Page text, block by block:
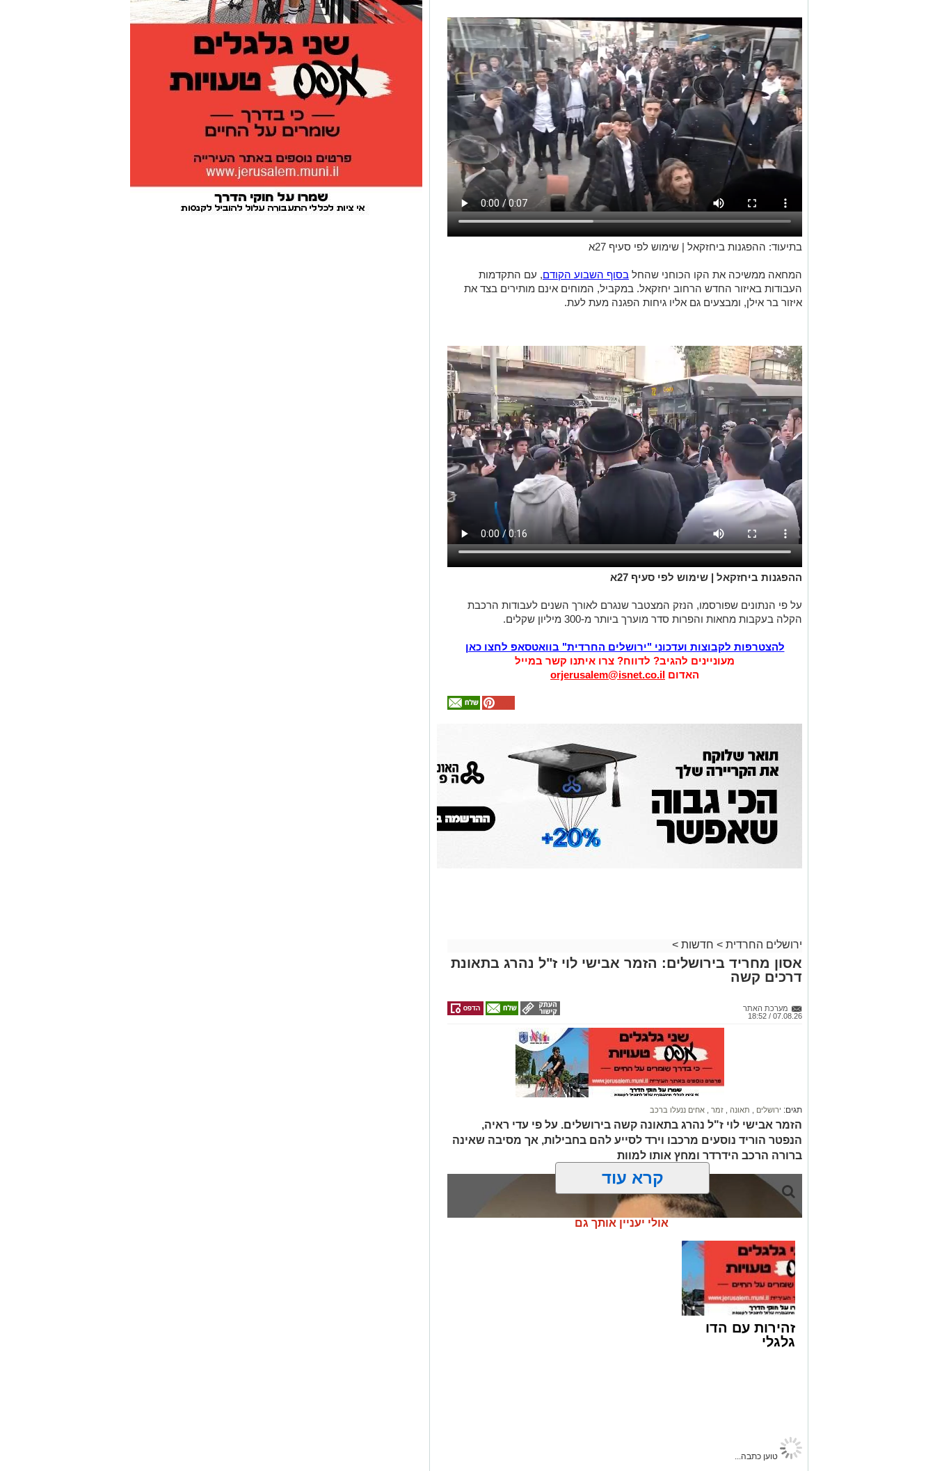
בתיעוד: ההפגנות ביחזקאל | שימוש לפי סעיף 27א
המחאה ממשיכה את הקו הכוחני שהחל בסוף השבוע הקודם, עם התקדמות
העבודות באיזור החדש הרחוב יחזקאל. במקביל, המוחים אינם מותירים בצד את
איזור בר אילן, ומבצעים גם אליו גיחות הפגנה מעת לעת.
ההפגנות ביחזקאל | שימוש לפי סעיף 27א
על פי הנתונים שפורסמו, הנזק המצטבר שנגרם לאורך השנים לעבודות הרכבת
הקלה בעקבות מחאות והפרות סדר מוערך ביותר מ-300 מיליון שקלים.
להצטרפות לקבוצות ועדכוני "ירושלים החרדית" בוואטסאפ לחצו כאן
מעוניינים להגיב? לדווח? צרו איתנו קשר במייל
האדום orjerusalem@isnet.co.il
גם
גלגלי
ירושלים החרדית > חדשות >
אסון מחריד בירושלים: הזמר אבישי לוי ז"ל נהרג בתאונת
דרכים קשה
מערכת האתר
07.08.26 / 18:52
תגים: ירושלים תאונה זמר אחים ננעלו ברכב
הזמר אבישי לוי ז"ל נהרג בתאונה קשה בירושלים. על פי עדי ראיה,
הנפטר הוריד נוסעים מרכבו וירד לסייע להם בחבילות, אך מסיבה שאינה
ברורה הרכב הידרדר ומחץ אותו למוות
קבוצת זמן אמת
קרא עוד
אולי יעניין אותך גם
זהירות עם הדו
גלגלי
טוען כתבה...